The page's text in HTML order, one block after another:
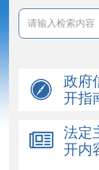
政府
开指
法定
开内